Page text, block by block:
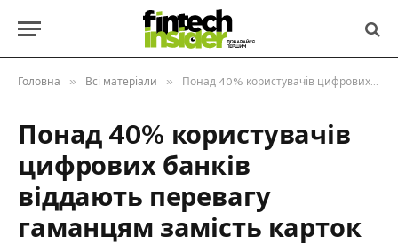
Головна » Всі матеріали » Понад 40% користувачів цифрових банків віддають перевагу гаманцям замість карток
Понад 40% користувачів
цифрових банків
віддають перевагу
гаманцям замість карток